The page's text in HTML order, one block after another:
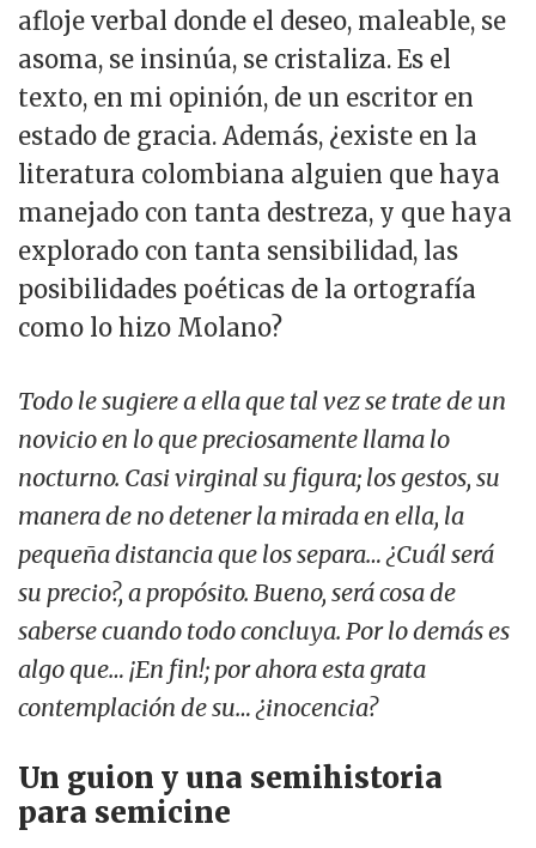
afloje verbal donde el deseo, maleable, se
asoma, se insinúa, se cristaliza. Es el
texto, en mi opinión, de un escritor en
estado de gracia. Además, ¿existe en la
literatura colombiana alguien que haya
manejado con tanta destreza, y que haya
explorado con tanta sensibilidad, las
posibilidades poéticas de la ortografía
como lo hizo Molano?
Todo le sugiere a ella que tal vez se trate de un
novicio en lo que preciosamente llama lo
nocturno. Casi virginal su figura; los gestos, su
manera de no detener la mirada en ella, la
pequeña distancia que los separa… ¿Cuál será
su precio?, a propósito. Bueno, será cosa de
saberse cuando todo concluya. Por lo demás es
algo que… ¡En fin!; por ahora esta grata
contemplación de su… ¿inocencia?
Un guion y una semihistoria
para semicine